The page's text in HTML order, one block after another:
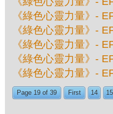
《綠色心靈力量》-
《綠色心靈力量》-
《綠色心靈力量》-
《綠色心靈力量》-
《綠色心靈力量》-
Page 19 of 39 First 14 15